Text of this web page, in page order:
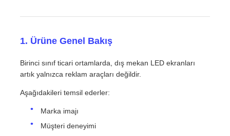
Kalite kontrolü
Durumlar
1. Ürüne Genel Bakış
Birinci sınıf ticari ortamlarda, dış mekan LED ekranları
artık yalnızca reklam araçları değildir.
Aşağıdakileri temsil ederler:
Marka imajı
Müşteri deneyimi